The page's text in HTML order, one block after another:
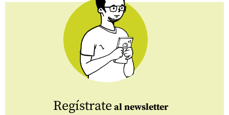
Regístrate al newsletter